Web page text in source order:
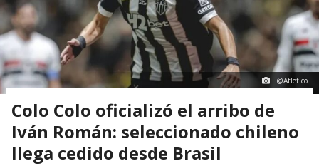
@Atletico
Colo Colo oficializó el arribo de
Iván Román: seleccionado chileno
llega cedido desde Brasil